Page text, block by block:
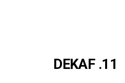
11. DEKAF